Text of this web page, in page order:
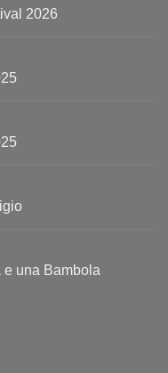
2026
e una Bambola